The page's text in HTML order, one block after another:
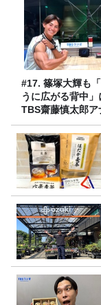
#17. 篠塚大輝も
うに広がる背中」
TBS齋藤慎太郎ア
ンズフィジークの